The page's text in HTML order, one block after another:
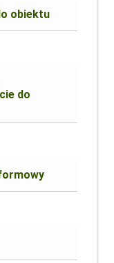
obiektu
do